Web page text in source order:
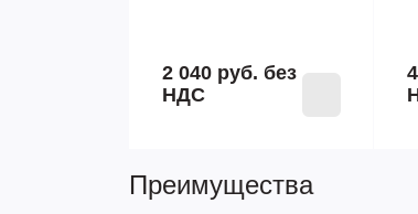
2 040 руб. без
НДС
Преимущества